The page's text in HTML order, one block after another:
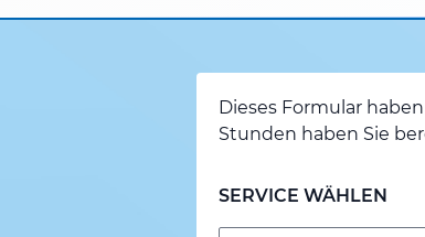
Dieses Formular
Stunden haben Sie
SERVICE WÄHLEN